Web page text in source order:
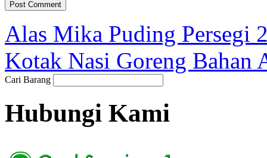
Alas Mika Puding Persegi
Kotak Nasi Goreng Bahan
Cari Barang
Hubungi Kami